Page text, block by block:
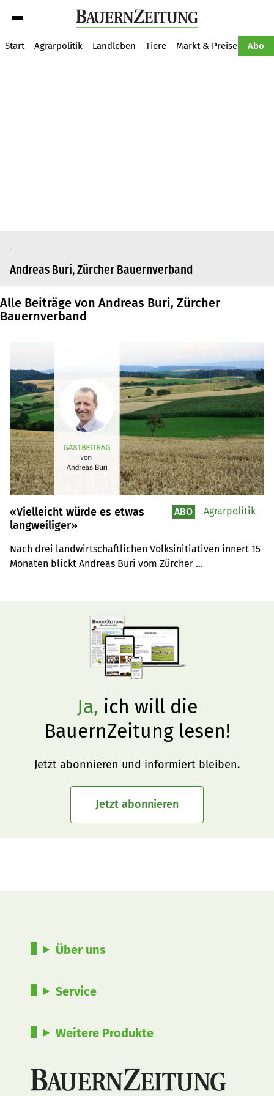
Start Agrarpolitik Landleben Tiere Markt & Preise Abo
Andreas Buri, Zürcher Bauernverband
Alle Beiträge von Andreas Buri, Zürcher
Bauernverband
«Vielleicht würde es etwas
langweiliger»
Nach drei landwirtschaftlichen Volksinitiativen innert 15
Monaten blickt Andreas Buri vom Zürcher
ABO Agrarpolitik
Ja, ich will die
BauernZeitung lesen!
Jetzt abonnieren und informiert bleiben.
Jetzt abonnieren
Über uns
Service
Weitere Produkte